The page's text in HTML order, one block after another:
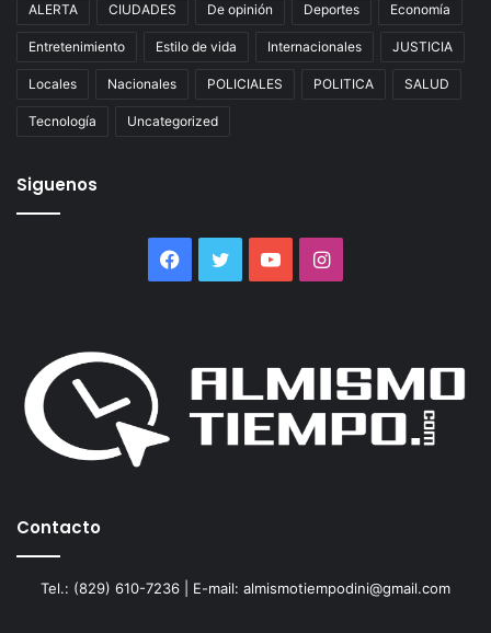
ALERTA CIUDADES De opinión Deportes Economía
Entretenimiento Estilo de vida Internacionales JUSTICIA
Locales Nacionales POLICIALES POLITICA SALUD
Tecnología Uncategorized
Siguenos
Facebook
TwitterYouTubeInstagram
Contacto
Tel.: (829) 610-7236 | E-mail: almismotiempodini@gmail.com